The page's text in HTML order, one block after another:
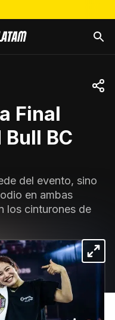
Final
BC
del evento, sino
en ambas
los cinturones de